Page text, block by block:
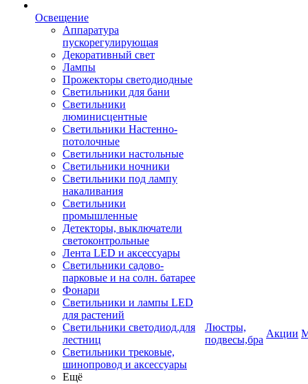
Освещение
Аппаратура
пускорегулирующая
Декоративный свет
Лампы
Прожекторы светодиодные
Светильники для бани
Светильники
люминисцентные
Светильники Настенно-
потолочные
Светильники настольные
Светильники ночники
Светильники под лампу
накаливания
Светильники
промышленные
Детекторы, выключатели
светоконтрольные
Лента LED и аксессуары
Светильники садово-
парковые и на солн. батарее
Фонари
Светильники и лампы LED
для растений
Светильники светодиод.для
лестниц
Светильники трековые,
шинопровод и аксессуары
Ещё
Люстры,
подвесы,бра
Акции